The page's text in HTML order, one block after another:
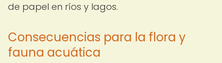
de papel en ríos y lagos.
Consecuencias para la flora y
fauna acuática